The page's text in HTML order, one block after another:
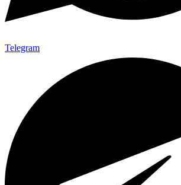
Telegram